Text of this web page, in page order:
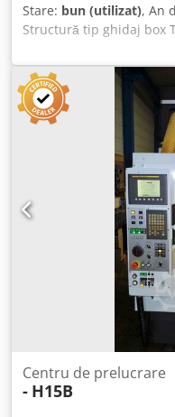
Stare: bun (utilizat), An
Structură tip ghidaj box
este în stocul
STOCUL NOSTRU
*Strunguri CNC cu 2 axe
*Strunguri CNC cu 2 axe
CNC *Centre de
100%, peste 50 de
Usf Vă invităm să ne
suplimentare CNC
Centru de prelucrare
- H15B